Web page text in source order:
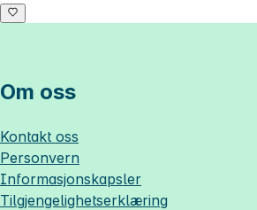
Om oss
Kontakt oss
Personvern
Informasjonskapsler
Tilgjengelighetserklæring